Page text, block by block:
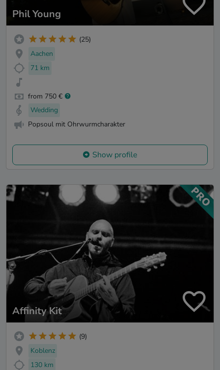
Phil Young
(25)
Aachen
71 km
from 750 €
Wedding
Popsoul mit Ohrwurmcharakter
Show profile
Affinity Kit
(9)
Koblenz
130 km